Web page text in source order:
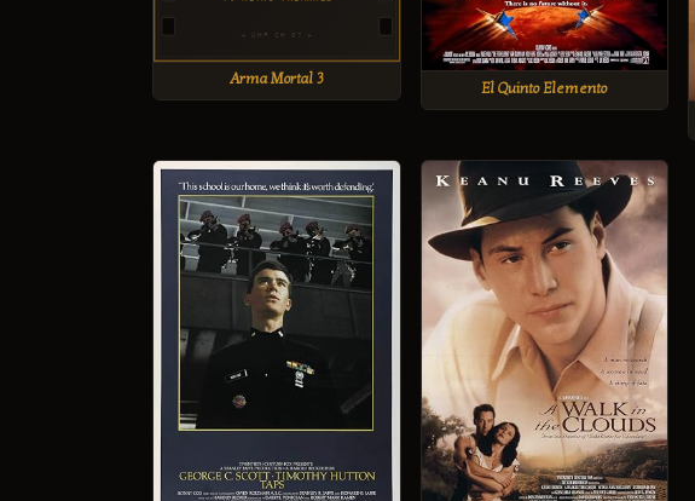
Arma Mortal 3
El Quinto Elemento